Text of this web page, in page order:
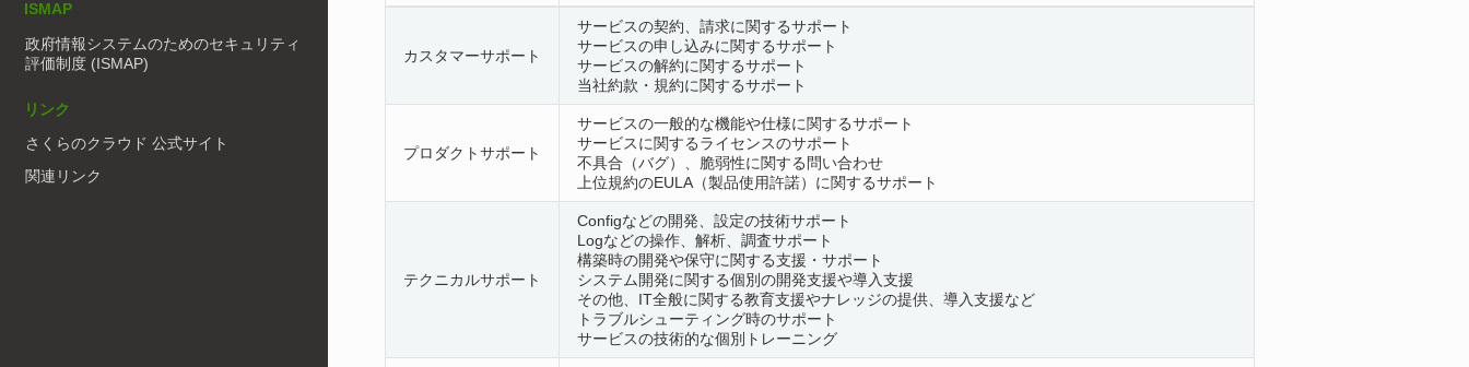
ISMAP
政府情報システムのためのセキュリティ
評価制度 (ISMAP)
リンク
さくらのクラウド 公式サイト
関連リンク
カスタマーサポート
サービスの契約、請求に関するサポート
サービスの申し込みに関するサポート
サービスの解約に関するサポート
当社約款・規約に関するサポート
プロダクトサポート
サービスの一般的な機能や仕様に関するサポート
サービスに関するライセンスのサポート
不具合（バグ）、脆弱性に関する問い合わせ
上位規約のEULA（製品使用許諾）に関するサポート
テクニカルサポート
Configなどの開発、設定の技術サポート
Logなどの操作、解析、調査サポート
構築時の開発や保守に関する支援・サポート
システム開発に関する個別の開発支援や導入支援
その他、IT全般に関する教育支援やナレッジの提供、導入支援など
トラブルシューティング時のサポート
サービスの技術的な個別トレーニング